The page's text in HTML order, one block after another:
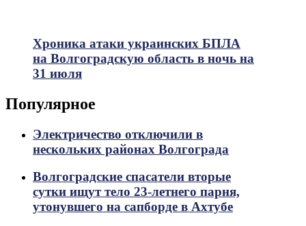
Хроника атаки украинских БПЛА
на Волгоградскую область в ночь на
31 июля
Популярное
Электричество отключили в
нескольких районах Волгограда
Волгоградские спасатели вторые
сутки ищут тело 23-летнего парня,
утонувшего на сапборде в Ахтубе